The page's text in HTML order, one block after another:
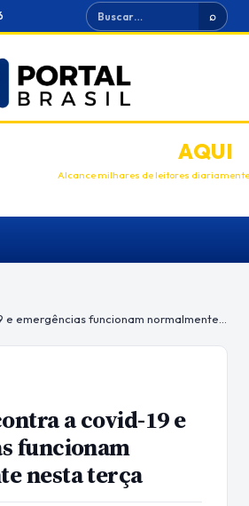
Buscar ⌕
ANUNCIEAQUI
Alcance milhares de leitores diariamente
a covid-19 e
funcionam
nesta terça